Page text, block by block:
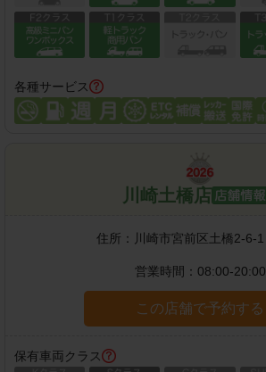
各種サービス
川崎土橋店
住所： 川崎市宮前区土橋2-6-1
営業時間： 08:00-20:00
この店舗で予約する
保有車両クラス